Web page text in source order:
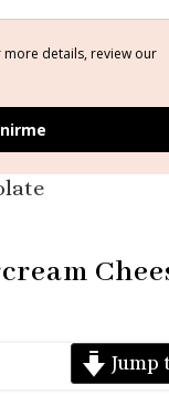
more details, review our
Jump